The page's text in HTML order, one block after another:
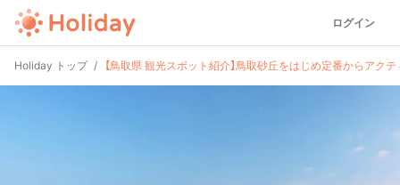
ログイン
Holiday トップ 【鳥取県 観光スポット紹介】鳥取砂丘をはじめ定番からアク